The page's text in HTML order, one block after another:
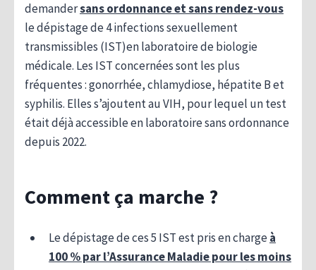
demandersans ordonnance et sans rendez-vous
le dépistage de 4 infections sexuellement
transmissibles (IST)en laboratoire de biologie
médicale. Les IST concernées sont les plus
fréquentes : gonorrhée, chlamydiose, hépatite B et
syphilis. Elles s’ajoutent au VIH, pour lequel un test
était déjà accessible en laboratoire sans ordonnance
depuis 2022.
Comment ça marche ?
Le dépistage de ces 5 IST est pris en chargeà
100 % par l’Assurance Maladie pour les moins